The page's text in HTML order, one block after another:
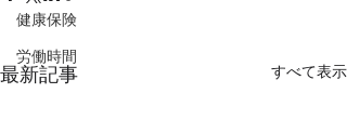
健康保険
労働時間
最新記事 すべて表示